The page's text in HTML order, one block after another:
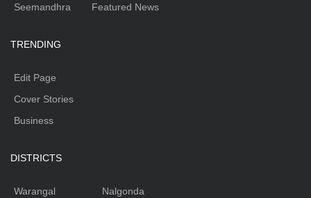
Seemandhra
Featured News
TRENDING
Edit Page
Cover Stories
Business
DISTRICTS
Warangal
Nalgonda